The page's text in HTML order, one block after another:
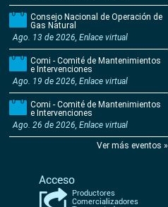
Consejo Nacional de Operación de
Gas Natural
Ago. 13 de 2026, Enlace virtual
Comi - Comité de Mantenimientos
e Intervenciones
Ago. 19 de 2026, Enlace virtual
Comi - Comité de Mantenimientos
e Intervenciones
Ago. 26 de 2026, Enlace virtual
Ver más eventos »